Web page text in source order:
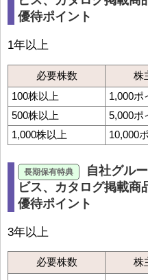
優待ポイント
1年以上
必要株数
株
100株以上
1,000ポ
500株以上
5,000ポ
1,000株以上
10,000
自社グル
ビス、カタログ掲載商
優待ポイント
3年以上
必要株数 株